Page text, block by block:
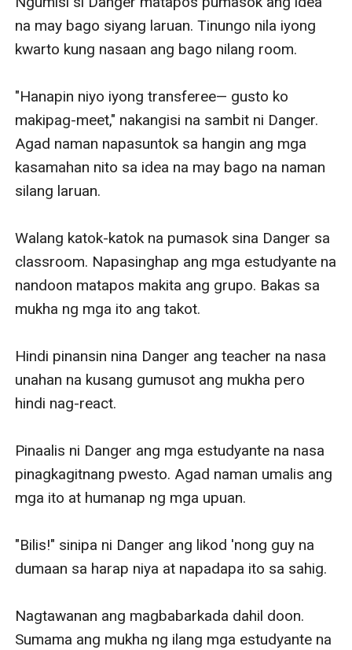
na may bago siyang laruan. Tinungo nila iyong
kwarto kung nasaan ang bago nilang room.
"Hanapin niyo iyong transferee— gusto ko
makipag-meet," nakangisi na sambit ni Danger.
Agad naman napasuntok sa hangin ang mga
kasamahan nito sa idea na may bago na naman
silang laruan.
Walang katok-katok na pumasok sina Danger sa
classroom. Napasinghap ang mga estudyante na
nandoon matapos makita ang grupo. Bakas sa
mukha ng mga ito ang takot.
Hindi pinansin nina Danger ang teacher na nasa
unahan na kusang gumusot ang mukha pero
hindi nag-react.
Pinaalis ni Danger ang mga estudyante na nasa
pinagkagitnang pwesto. Agad naman umalis ang
mga ito at humanap ng mga upuan.
"Bilis!" sinipa ni Danger ang likod 'nong guy na
dumaan sa harap niya at napadapa ito sa sahig.
Nagtawanan ang magbabarkada dahil doon.
Sumama ang mukha ng ilang mga estudyante na